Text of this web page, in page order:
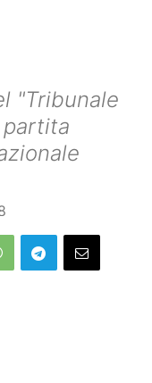
"Tribunale